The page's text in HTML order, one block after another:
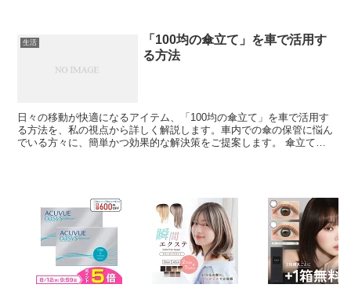
生活
「100均の傘立て」を車で活用す
る方法
日々の移動が快適になるアイテム、「100均の傘立て」を車で活用す
る方法を、私の視点から詳しく解説します。車内での傘の保管に悩ん
でいる方々に、簡単かつ効果的な解決策をご提案します。 傘立ての